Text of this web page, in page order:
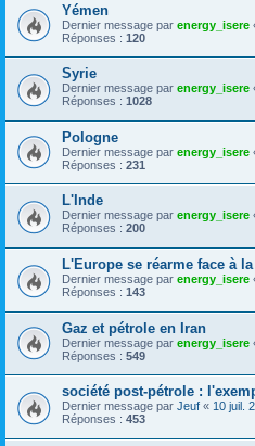
Yémen
Dernier message par energy_isere
Réponses : 120
Syrie
Dernier message par energy_isere
Réponses : 1028
Pologne
Dernier message par energy_isere
Réponses : 231
L'Inde
Dernier message par energy_isere
Réponses : 200
L'Europe se réarme face à
Dernier message par energy_isere
Réponses : 143
Gaz et pétrole en Iran
Dernier message par energy_isere
Réponses : 549
société post-pétrole :
Dernier message par Jeuf « 10 juil.
Réponses : 453